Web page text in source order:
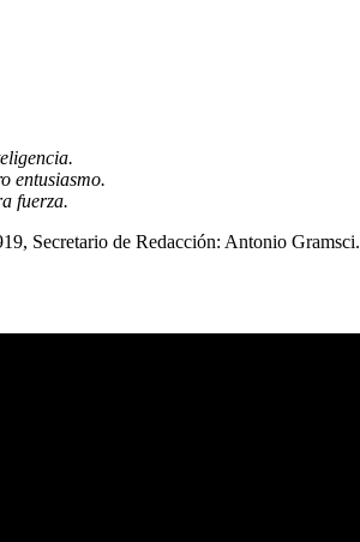
entusiasmo.
fuerza.
Secretario de Redacción: Antonio Gramsci.